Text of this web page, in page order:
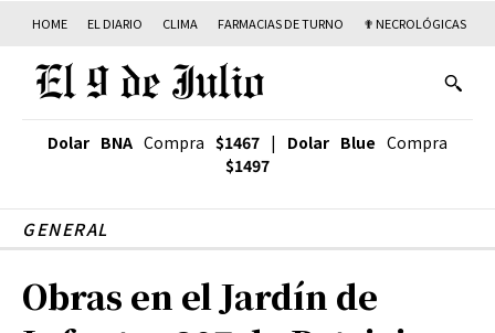
HOME EL DIARIO CLIMA FARMACIAS DE TURNO ✟ NECROLÓGICAS
Dolar BNA Compra $1467 | Dolar Blue Compra
$1497
GENERAL
Obras en el Jardín de